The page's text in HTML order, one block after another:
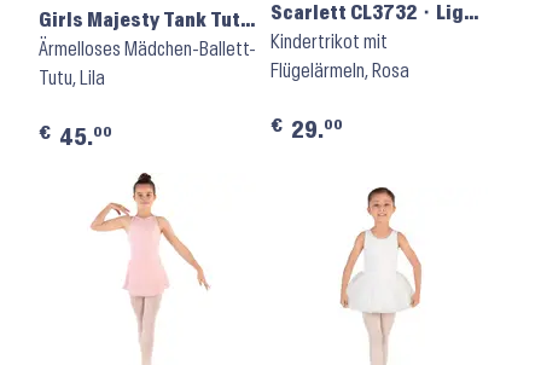
Girls Majesty Tank Tutu
Dress M492C ⬝ Lilac
Ärmelloses Mädchen-Ballett-
Tutu, Lila
€ 45.00
Scarlett CL3732 ⬝ Light
Pink
Kindertrikot mit
Flügelärmeln, Rosa
€ 29.00